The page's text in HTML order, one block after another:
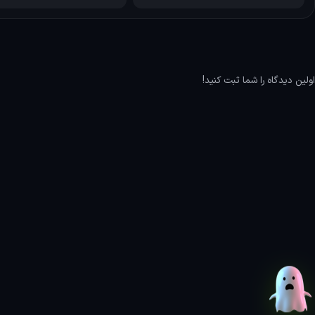
جنبه‌های مدیریتی، به جنبه‌های نظامی و استراتژیکی نیز توجه
سربازان پیاده‌نظام را آموزش دهند و در نبردها به کار ببرند.
پیدا کنند.
را با برگزاری جشن‌ها، تأمین غذا و امنیت افزایش دهند.
اولین دیدگاه را شما ثبت کنید!